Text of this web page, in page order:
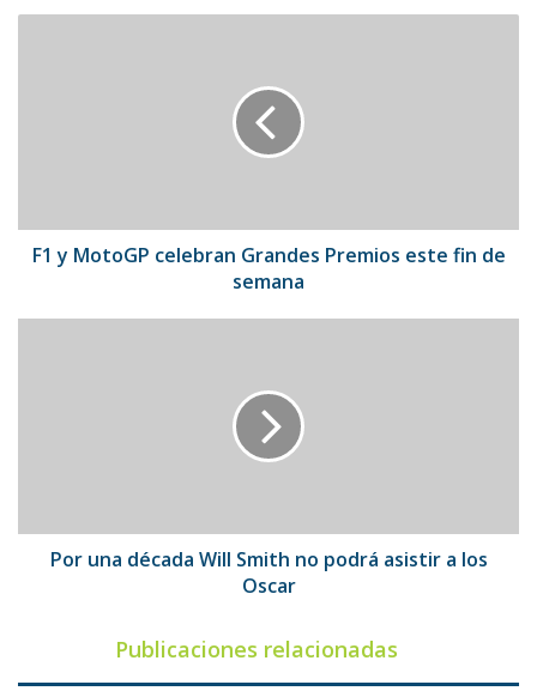
de
semana
F1 y MotoGP celebran Grandes Premios este fin de
semana
a
Por una década Will Smith no podrá asistir a los
Oscar
Publicaciones relacionadas